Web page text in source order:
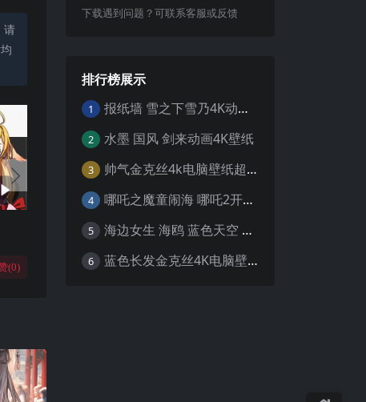
请
(0)
下载遇到问题？可联系客服或反馈
排行榜展示
1 报纸墙 雪之下雪乃4K动漫壁纸
2 水墨 国风 剑来动画4K壁纸
3 帅气金克丝4k电脑壁纸超清
4 哪吒之魔童闹海 哪吒2开场4K壁纸
5 海边女生 海鸥 蓝色天空 4K壁纸
6 蓝色长发金克丝4K电脑壁纸